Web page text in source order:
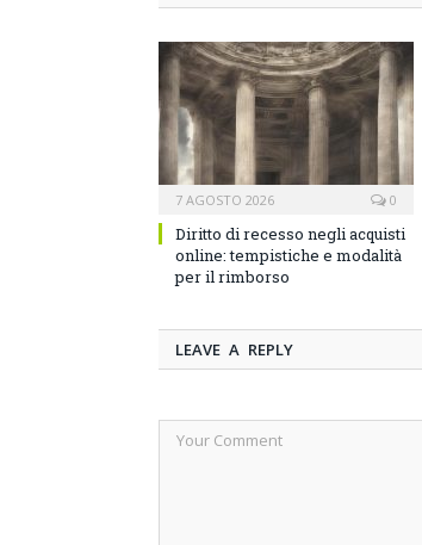
7 AGOSTO 2026 0
Diritto di recesso negli acquisti
online: tempistiche e modalità
per il rimborso
LEAVE A REPLY